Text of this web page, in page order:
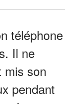
téléphone
Il ne
mis son
pendant